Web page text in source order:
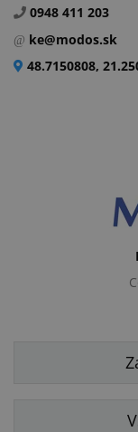
0948 411 203
ke@modos.sk
48.7150808,